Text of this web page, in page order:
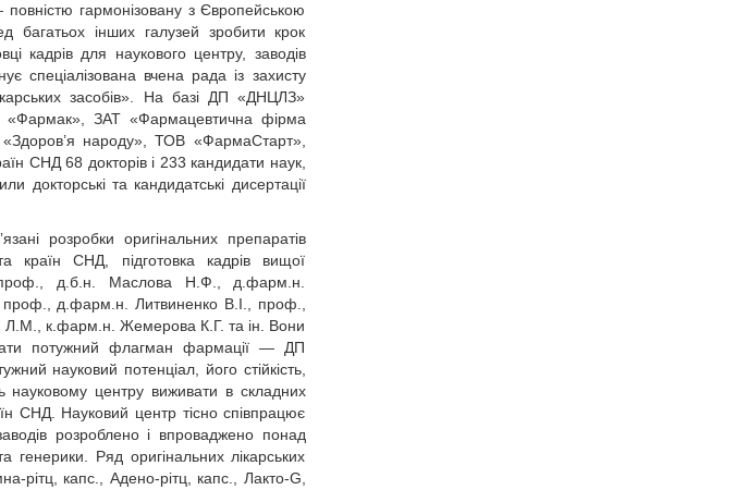
гармонізовану з Європейською
інших галузей зробити крок
кадрів для наукового центру, заводів
спеціалізована вчена рада із захисту
засобів». На базі ДП «ДНЦЛЗ»
«Фармак», ЗАТ «Фармацевтична фірма
народу», ТОВ «ФармаСтарт»,
СНД 68 докторів і 233 кандидати наук,
докторські та кандидатські дисертації
розробки оригінальних препаратів
країн СНД, підготовка кадрів вищої
проф., д.б.н. Маслова Н.Ф., д.фарм.н.
д.фарм.н. Литвиненко В.І., проф.,
Л.М., к.фарм.н. Жемерова К.Г. та ін. Вони
потужний флагман фармації — ДП
науковий потенціал, його стійкість,
науковому центру виживати в складних
СНД. Науковий центр тісно співпрацює
розроблено і впроваджено понад
генерики. Ряд оригінальних лікарських
рітц, капс., Адено-рітц, капс., Лакто-G,